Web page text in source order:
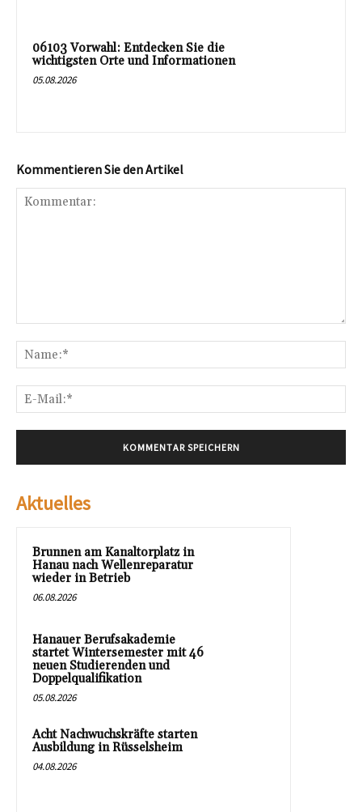
06103 Vorwahl: Entdecken Sie die
wichtigsten Orte und Informationen
05.08.2026
Kommentieren Sie den Artikel
Aktuelles
Brunnen am Kanaltorplatz in
Hanau nach Wellenreparatur
wieder in Betrieb
06.08.2026
Hanauer Berufsakademie
startet Wintersemester mit 46
neuen Studierenden und
Doppelqualifikation
05.08.2026
Acht Nachwuchskräfte starten
Ausbildung in Rüsselsheim
04.08.2026